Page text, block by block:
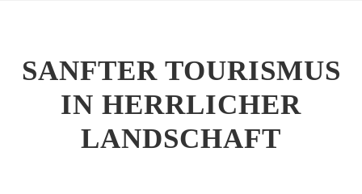
SANFTER TOURISMUS
IN HERRLICHER
LANDSCHAFT